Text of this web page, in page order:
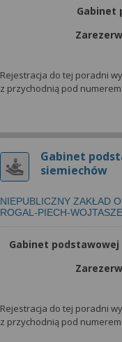
Gabinet
Rejestracja do tej poradni
z przychodnią pod numerem:
Gabinet
siemiechów
NIEPUBLICZNY ZAKŁAD
ROGAL-PIECH-
Gabinet
Rejestracja do tej poradni
z przychodnią pod numerem: